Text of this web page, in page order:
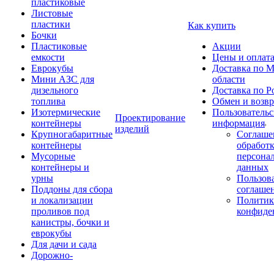
пластиковые
Листовые
пластики
Бочки
Пластиковые
емкости
Еврокубы
Мини АЗС для
дизельного
топлива
Изотермические
контейнеры
Крупногабаритные
контейнеры
Мусорные
контейнеры и
урны
Поддоны для сбора
и локализации
проливов под
канистры, бочки и
еврокубы
Для дачи и сада
Дорожно-
Проектирование
изделий
Как купить
Акции
Цены и оплата
Доставка по
области
Доставка по
Обмен и
информация
данных